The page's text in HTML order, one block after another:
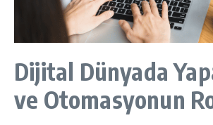
Dijital Dünyada
ve Otomasyonun